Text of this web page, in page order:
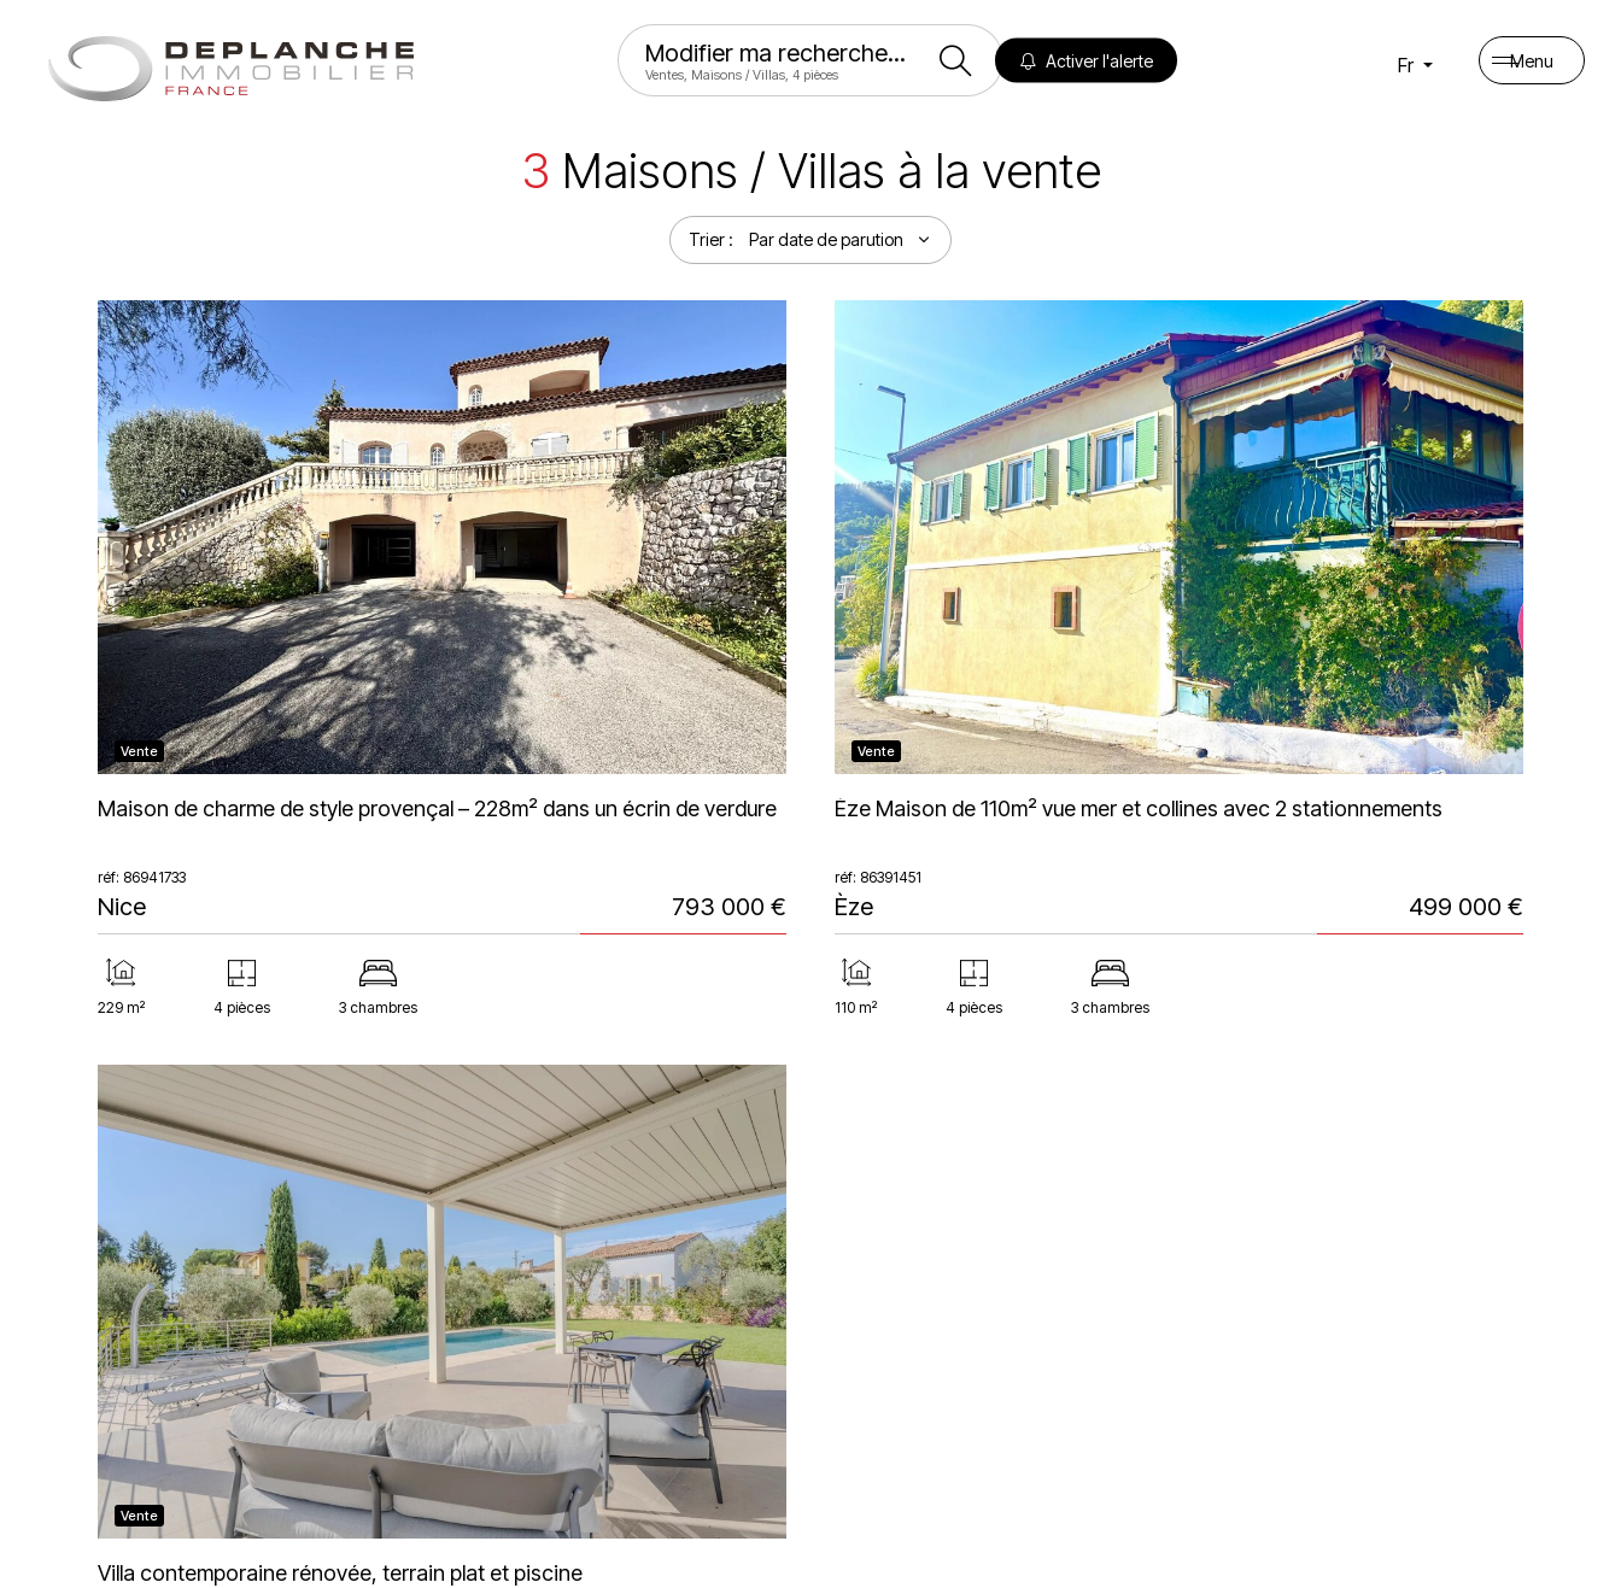
Menu
Fr
Modifier ma recherche...
Ventes, Maisons / Villas, 4 pièces
Activer l'alerte
3 Maisons / Villas à la vente
Trier : Par date de parution
Vente
Maison de charme de style provençal – 228m² dans un écrin de verdure
réf: 86941733
793 000 €
Nice
229 m² 4 pièces 3 chambres
Vente
Èze Maison de 110m² vue mer et collines avec 2 stationnements
réf: 86391451
499 000 €
Èze
110 m² 4 pièces 3 chambres
Vente
Villa contemporaine rénovée, terrain plat et piscine